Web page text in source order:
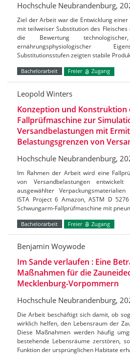
Hochschule Neubrandenburg,
Ziel der Arbeit war die Entwicklung
mit teilweiser Substitution des
die Bewertung
ernährungsphysiologischer
Substitutionsstufen zeigten stabile
Bachelorarbeit Freier Zugang
Leopold Winters
Konzeption und Konstruktion
Fallprüfmaschine zur
Versandbelastungen mit
Belastungsgrenzen von
Hochschule Neubrandenburg,
Im Rahmen der Arbeit wird eine
von Versandbelastungen
ausgewählter
ISTA Project 6 Amazon, ASTM D
Schwungarm-Fallprüfmaschine mit
Bachelorarbeit Freier Zugang
Benjamin Woywode
Im Sande verlaufen : Eine
Maßnahmen für die
Mecklenburg-Vorpommern
Hochschule Neubrandenburg,
Die Arbeit beschäftigt sich damit, ob
wirklich helfen, den Lebensraum der
Diese Maßnahmen werden häufig
bestehende Lebensräume zerstören,
Funktion der ursprünglichen Habitate